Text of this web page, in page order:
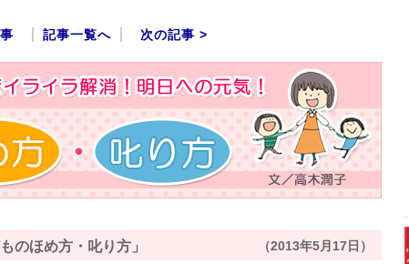
記事一覧へ 次の記事 >
のほめ方・叱り方」 （2013年5月17日）